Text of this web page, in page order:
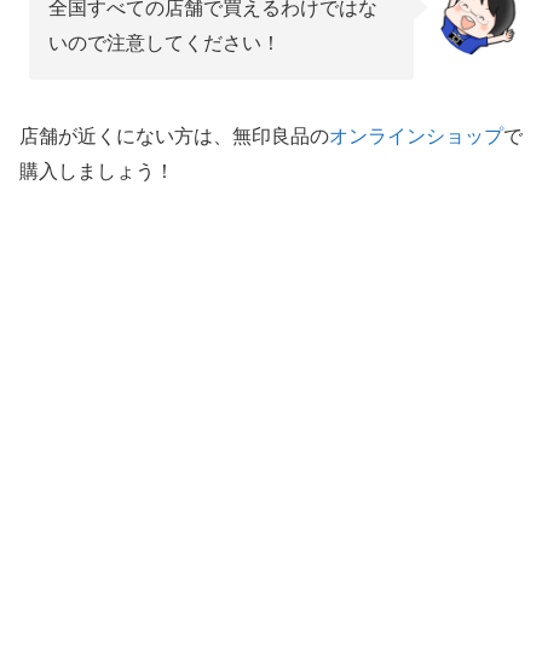
全国すべての店舗で買えるわけではな
いので注意してください！
店舗が近くにない方は、無印良品のオンラインショップで
購入しましょう！